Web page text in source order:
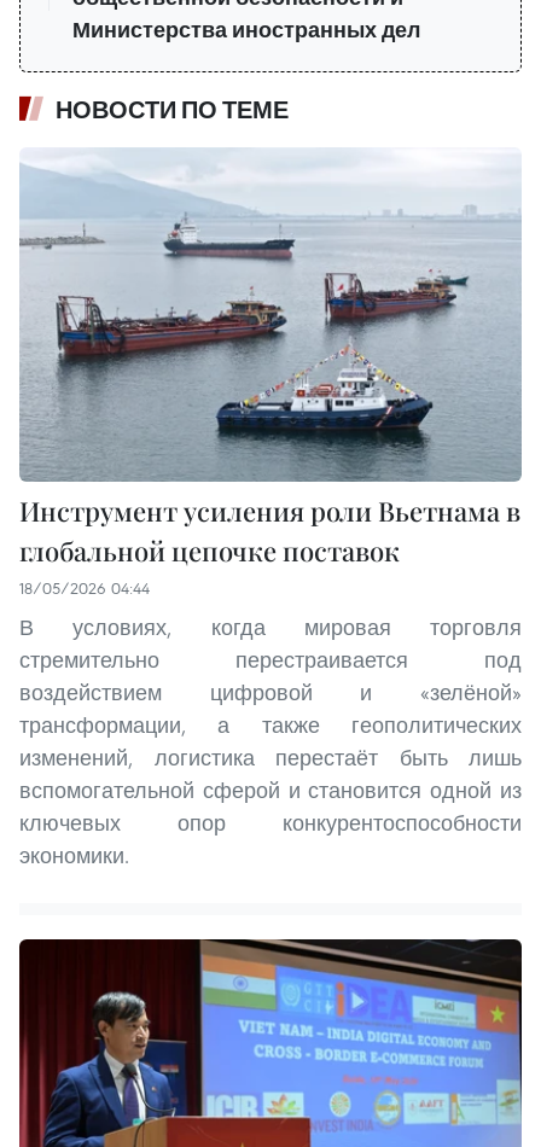
Министерства иностранных дел
НОВОСТИ ПО ТЕМЕ
Инструмент усиления роли Вьетнама в
глобальной цепочке поставок
18/05/2026 04:44
В условиях, когда мировая торговля
стремительно перестраивается под
воздействием цифровой и «зелёной»
трансформации, а также геополитических
изменений, логистика перестаёт быть лишь
вспомогательной сферой и становится одной из
ключевых опор конкурентоспособности
экономики.